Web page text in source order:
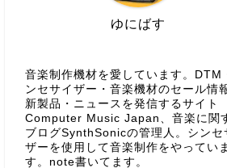
ゆにばす
音楽制作機材を愛しています。DTM
ンセサイザー・音楽機材のセール情
新製品・ニュースを発信するサイト
Computer Music Japan、音楽に関
ブログSynthSonicの管理人。シンセ
ザーを使用して音楽制作をやっていま
す。 note書いてます。